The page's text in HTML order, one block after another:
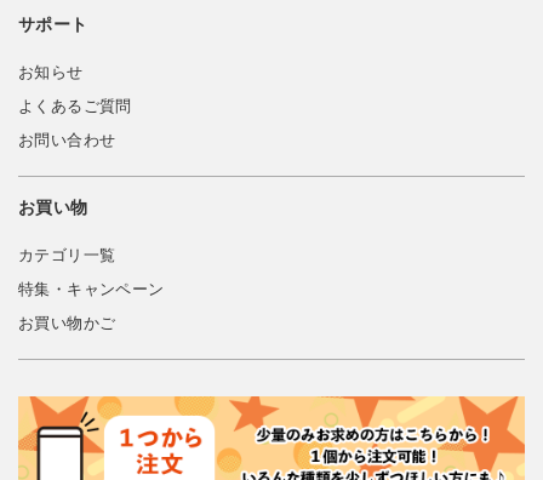
サポート
お知らせ
よくあるご質問
お問い合わせ
お買い物
カテゴリ一覧
特集・キャンペーン
お買い物かご